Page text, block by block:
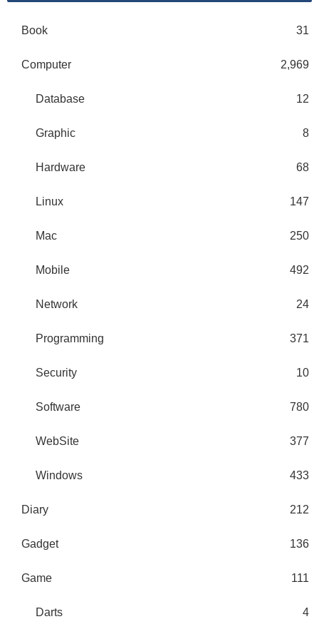
Book 31
Computer 2,969
Database 12
Graphic 8
Hardware 68
Linux 147
Mac 250
Mobile 492
Network 24
Programming 371
Security 10
Software 780
WebSite 377
Windows 433
Diary 212
Gadget 136
Game 111
Darts 4